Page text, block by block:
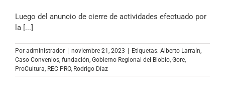
Luego del anuncio de cierre de actividades efectuado por
la [...]
Por administrador noviembre 21, 2023 Etiquetas: Alberto Larraín,
Caso Convenios, fundación, Gobierno Regional del Biobío, Gore,
ProCultura, REC PRO, Rodrigo Díaz